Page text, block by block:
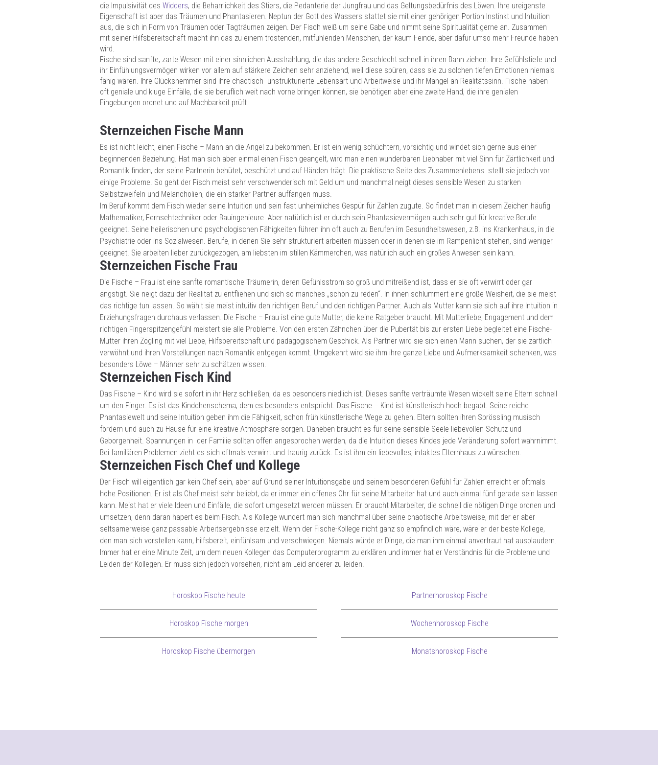
die Impulsivität des Widders, die Beharrlichkeit des Stiers, die Pedanterie der Jungfrau und das Geltungsbedürfnis des Löwen. Ihre ureigenste
Eigenschaft ist aber das Träumen und Phantasieren. Neptun der Gott des Wassers stattet sie mit einer gehörigen Portion Instinkt und Intuition
aus, die sich in Form von Träumen oder Tagträumen zeigen. Der Fisch weiß um seine Gabe und nimmt seine Spiritualität gerne an. Zusammen
mit seiner Hilfsbereitschaft macht ihn das zu einem tröstenden, mitfühlenden Menschen, der kaum Feinde, aber dafür umso mehr Freunde haben
wird.
Fische sind sanfte, zarte Wesen mit einer sinnlichen Ausstrahlung, die das andere Geschlecht schnell in ihren Bann ziehen. Ihre Gefühlstiefe und
ihr Einfühlungsvermögen wirken vor allem auf stärkere Zeichen sehr anziehend, weil diese spüren, dass sie zu solchen tiefen Emotionen niemals
fähig wären. Ihre Glückshemmer sind ihre chaotisch- unstrukturierte Lebensart und Arbeitweise und ihr Mangel an Realitätssinn. Fische haben
oft geniale und kluge Einfälle, die sie beruflich weit nach vorne bringen können, sie benötigen aber eine zweite Hand, die ihre genialen
Eingebungen ordnet und auf Machbarkeit prüft.
Sternzeichen Fische Mann
Es ist nicht leicht, einen Fische – Mann an die Angel zu bekommen. Er ist ein wenig schüchtern, vorsichtig und windet sich gerne aus einer
beginnenden Beziehung. Hat man sich aber einmal einen Fisch geangelt, wird man einen wunderbaren Liebhaber mit viel Sinn für Zärtlichkeit und
Romantik finden, der seine Partnerin behütet, beschützt und auf Händen trägt. Die praktische Seite des Zusammenlebens stellt sie jedoch vor
einige Probleme. So geht der Fisch meist sehr verschwenderisch mit Geld um und manchmal neigt dieses sensible Wesen zu starken
Selbstzweifeln und Melancholien, die ein starker Partner auffangen muss.
Im Beruf kommt dem Fisch wieder seine Intuition und sein fast unheimliches Gespür für Zahlen zugute. So findet man in diesem Zeichen häufig
Mathematiker, Fernsehtechniker oder Bauingenieure. Aber natürlich ist er durch sein Phantasievermögen auch sehr gut für kreative Berufe
geeignet. Seine heilerischen und psychologischen Fähigkeiten führen ihn oft auch zu Berufen im Gesundheitswesen, z.B. ins Krankenhaus, in die
Psychiatrie oder ins Sozialwesen. Berufe, in denen Sie sehr strukturiert arbeiten müssen oder in denen sie im Rampenlicht stehen, sind weniger
geeignet. Sie arbeiten lieber zurückgezogen, am liebsten im stillen Kämmerchen, was natürlich auch ein großes Anwesen sein kann.
Sternzeichen Fische Frau
Die Fische – Frau ist eine sanfte romantische Träumerin, deren Gefühlsstrom so groß und mitreißend ist, dass er sie oft verwirrt oder gar
ängstigt. Sie neigt dazu der Realität zu entfliehen und sich so manches „schön zu reden“. In ihnen schlummert eine große Weisheit, die sie meist
das richtige tun lassen. So wählt sie meist intuitiv den richtigen Beruf und den richtigen Partner. Auch als Mutter kann sie sich auf ihre Intuition in
Erziehungsfragen durchaus verlassen. Die Fische – Frau ist eine gute Mutter, die keine Ratgeber braucht. Mit Mutterliebe, Engagement und dem
richtigen Fingerspitzengefühl meistert sie alle Probleme. Von den ersten Zähnchen über die Pubertät bis zur ersten Liebe begleitet eine Fische-
Mutter ihren Zögling mit viel Liebe, Hilfsbereitschaft und pädagogischem Geschick. Als Partner wird sie sich einen Mann suchen, der sie zärtlich
verwöhnt und ihren Vorstellungen nach Romantik entgegen kommt. Umgekehrt wird sie ihm ihre ganze Liebe und Aufmerksamkeit schenken, was
besonders Löwe – Männer sehr zu schätzen wissen.
Sternzeichen Fisch Kind
Das Fische – Kind wird sie sofort in ihr Herz schließen, da es besonders niedlich ist. Dieses sanfte verträumte Wesen wickelt seine Eltern schnell
um den Finger. Es ist das Kindchenschema, dem es besonders entspricht. Das Fische – Kind ist künstlerisch hoch begabt. Seine reiche
Phantasiewelt und seine Intuition geben ihm die Fähigkeit, schon früh künstlerische Wege zu gehen. Eltern sollten ihren Sprössling musisch
fördern und auch zu Hause für eine kreative Atmosphäre sorgen. Daneben braucht es für seine sensible Seele liebevollen Schutz und
Geborgenheit. Spannungen in der Familie sollten offen angesprochen werden, da die Intuition dieses Kindes jede Veränderung sofort wahrnimmt.
Bei familiären Problemen zieht es sich oftmals verwirrt und traurig zurück. Es ist ihm ein liebevolles, intaktes Elternhaus zu wünschen.
Sternzeichen Fisch Chef und Kollege
Der Fisch will eigentlich gar kein Chef sein, aber auf Grund seiner Intuitionsgabe und seinem besonderen Gefühl für Zahlen erreicht er oftmals
hohe Positionen. Er ist als Chef meist sehr beliebt, da er immer ein offenes Ohr für seine Mitarbeiter hat und auch einmal fünf gerade sein lassen
kann. Meist hat er viele Ideen und Einfälle, die sofort umgesetzt werden müssen. Er braucht Mitarbeiter, die schnell die nötigen Dinge ordnen und
umsetzen, denn daran hapert es beim Fisch. Als Kollege wundert man sich manchmal über seine chaotische Arbeitsweise, mit der er aber
seltsamerweise ganz passable Arbeitsergebnisse erzielt. Wenn der Fische-Kollege nicht ganz so empfindlich wäre, wäre er der beste Kollege,
den man sich vorstellen kann, hilfsbereit, einfühlsam und verschwiegen. Niemals würde er Dinge, die man ihm einmal anvertraut hat ausplaudern.
Immer hat er eine Minute Zeit, um dem neuen Kollegen das Computerprogramm zu erklären und immer hat er Verständnis für die Probleme und
Leiden der Kollegen. Er muss sich jedoch vorsehen, nicht am Leid anderer zu leiden.
Horoskop Fische heute
Horoskop Fische morgen
Horoskop Fische übermorgen
Partnerhoroskop Fische
Wochenhoroskop Fische
Monatshoroskop Fische